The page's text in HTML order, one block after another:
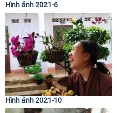
Hình ảnh 2021-6
Hình ảnh 2021-10